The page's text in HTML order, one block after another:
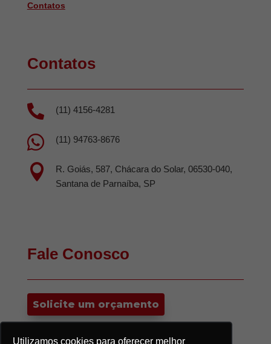
Utilizamos cookies para oferecer melhor
Contatos
Contatos
 (11) 4156-4281
 (11) 94763-8676

R. Goiás, 587, Chácara do Solar, 06530-040,
Santana de Parnaíba, SP
Fale Conosco
Solicite um orçamento